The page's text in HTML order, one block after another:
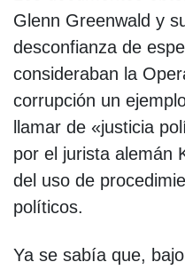
Glenn Greenwald y
desconfianza de
consideraban la
corrupción un
llamar de «justicia
por el jurista alemán
del uso de
políticos.
Ya se sabía que,